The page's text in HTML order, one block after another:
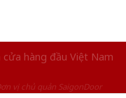
hàng đầu Việt Nam
vị chủ quản SaigonDoor